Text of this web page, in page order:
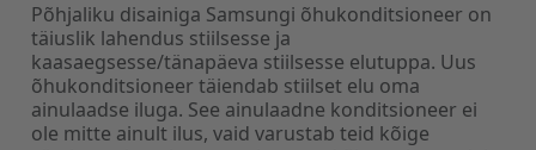
Põhjaliku disainiga Samsungi õhukonditsioneer on
täiuslik lahendus stiilsesse ja
kaasaegsesse/tänapäeva stiilsesse elutuppa. Uus
õhukonditsioneer täiendab stiilset elu oma
ainulaadse iluga. See ainulaadne konditsioneer ei
ole mitte ainult ilus, vaid varustab teid kõige